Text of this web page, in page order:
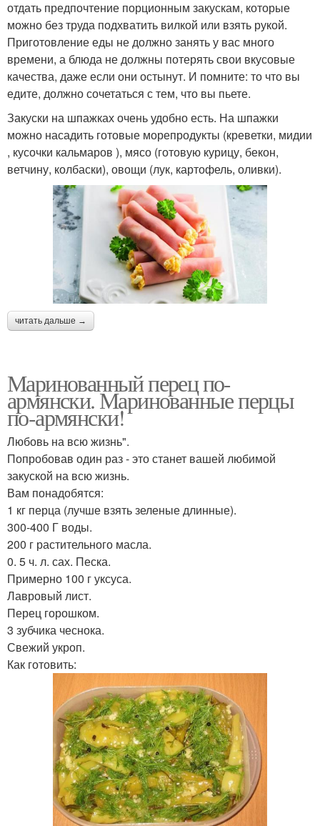
отдать предпочтение порционным закускам, которые
можно без труда подхватить вилкой или взять рукой.
Приготовление еды не должно занять у вас много
времени, а блюда не должны потерять свои вкусовые
качества, даже если они остынут. И помните: то что вы
едите, должно сочетаться с тем, что вы пьете.
Закуски на шпажках очень удобно есть. На шпажки
можно насадить готовые морепродукты (креветки, мидии
, кусочки кальмаров ), мясо (готовую курицу, бекон,
ветчину, колбаски), овощи (лук, картофель, оливки).
читать дальше →
Маринованный перец по-
армянски. Маринованные перцы
по-армянски!
Любовь на всю жизнь".
Попробовав один раз - это станет вашей любимой
закуской на всю жизнь.
Вам понадобятся:
1 кг перца (лучше взять зеленые длинные).
300-400 Г воды.
200 г растительного масла.
0. 5 ч. л. сах. Песка.
Примерно 100 г уксуса.
Лавровый лист.
Перец горошком.
3 зубчика чеснока.
Свежий укроп.
Как готовить: